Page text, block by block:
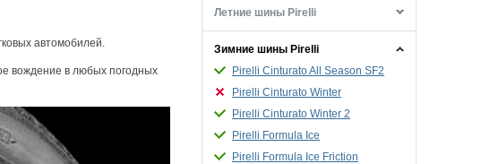
Летние шины Pirelli
Зимние шины Pirelli
Pirelli Cinturato All Season SF2
Pirelli Cinturato Winter
Pirelli Cinturato Winter 2
Pirelli Formula Ice
Pirelli Formula Ice Friction
автомобилей.
вождение в любых погодных